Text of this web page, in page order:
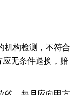
机构检测，不符合
应无条件退换，赔